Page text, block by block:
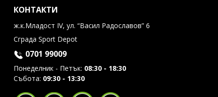
КОНТАКТИ
ж.к.Младост IV, ул. “Васил Радославов” 6
Сграда Sport Depot
0701 99009
Понеделник - Петък: 08:30 - 18:30
Събота: 09:30 - 13:30